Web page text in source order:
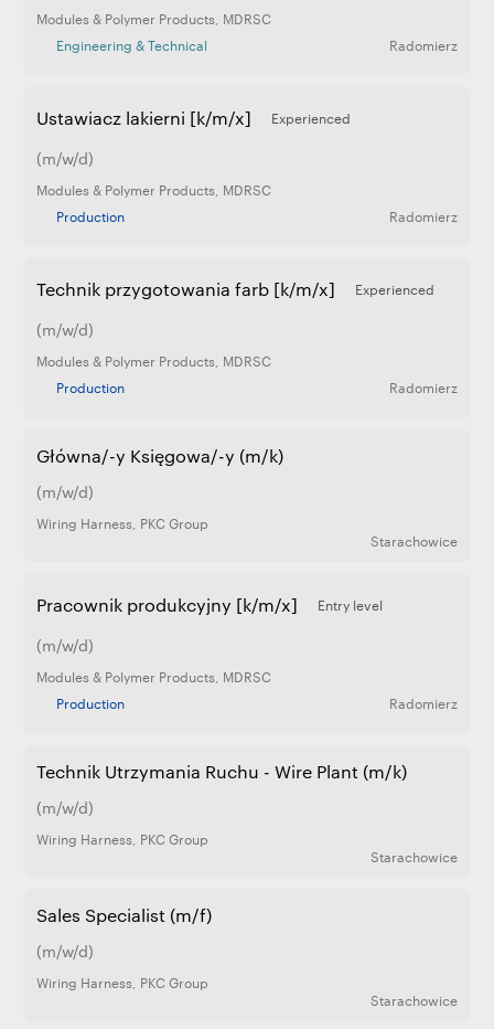
Modules & Polymer Products, MDRSC
Engineering & Technical
Radomierz
Ustawiacz lakierni [k/m/x] Experienced
(m/w/d)
Modules & Polymer Products, MDRSC
Production
Radomierz
Technik przygotowania farb [k/m/x] Experienced
(m/w/d)
Modules & Polymer Products, MDRSC
Production
Radomierz
Główna/-y Księgowa/-y (m/k)
(m/w/d)
Wiring Harness, PKC Group
Starachowice
Pracownik produkcyjny [k/m/x] Entry level
(m/w/d)
Modules & Polymer Products, MDRSC
Production
Radomierz
Technik Utrzymania Ruchu - Wire Plant (m/k)
(m/w/d)
Wiring Harness, PKC Group
Starachowice
Sales Specialist (m/f)
(m/w/d)
Wiring Harness, PKC Group
Starachowice